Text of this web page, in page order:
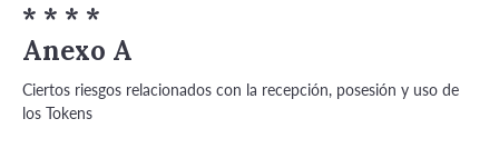
* * * *
Anexo A
Ciertos riesgos relacionados con la recepción, posesión y uso de
los Tokens